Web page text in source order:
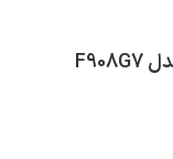
جعبه سوپاپ جمع کن یونیورسال مدل F908G7